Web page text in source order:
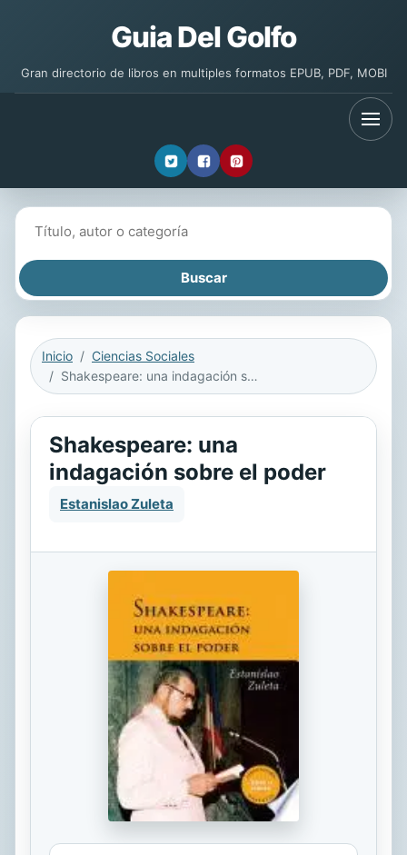
Guia Del Golfo
Gran directorio de libros en multiples formatos EPUB, PDF, MOBI
Inicio
Ciencias Sociales
Shakespeare: una indagación sobre el poder
Shakespeare: una
indagación sobre el poder
Estanislao Zuleta